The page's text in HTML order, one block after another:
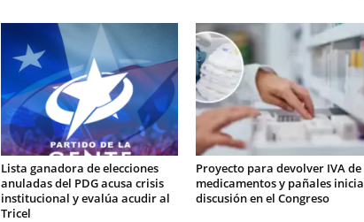
Lista ganadora de elecciones
anuladas del PDG acusa crisis
institucional y evalúa acudir al
Tricel
Proyecto para devolver IVA de
medicamentos y pañales inicia
discusión en el Congreso